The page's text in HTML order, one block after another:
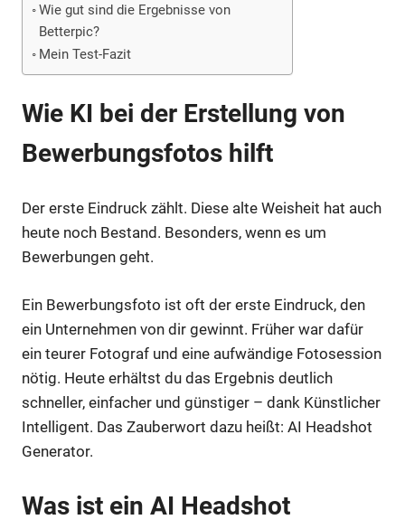
Wie gut sind die Ergebnisse von
Betterpic?
Mein Test-Fazit
Wie KI bei der Erstellung von
Bewerbungsfotos hilft
Der erste Eindruck zählt. Diese alte Weisheit hat auch
heute noch Bestand. Besonders, wenn es um
Bewerbungen geht.
Ein Bewerbungsfoto ist oft der erste Eindruck, den
ein Unternehmen von dir gewinnt. Früher war dafür
ein teurer Fotograf und eine aufwändige Fotosession
nötig. Heute erhältst du das Ergebnis deutlich
schneller, einfacher und günstiger – dank Künstlicher
Intelligent. Das Zauberwort dazu heißt: AI Headshot
Generator.
Was ist ein AI Headshot